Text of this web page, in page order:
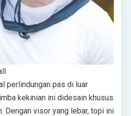
perlindungan pas di luar
kekinian ini didesain khusus
Dengan visor yang lebar, topi ini